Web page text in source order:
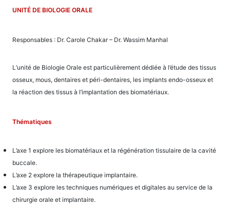
UNITÉ DE BIOLOGIE ORALE
Responsables : Dr. Carole Chakar – Dr. Wassim Manhal
L’unité de Biologie Orale est particulièrement dédiée à l’étude des tissus
osseux, mous, dentaires et péri-dentaires, les implants endo-osseux et
la réaction des tissus à l’implantation des biomatériaux.
Thématiques
L’axe 1 explore les biomatériaux et la régénération tissulaire de la cavité
buccale.
L’axe 2 explore la thérapeutique implantaire.
L’axe 3 explore les techniques numériques et digitales au service de la
chirurgie orale et implantaire.